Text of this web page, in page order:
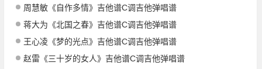
周慧敏《自作多情》吉他谱C调吉他弹唱谱
蒋大为《北国之春》吉他谱C调吉他弹唱谱
王心凌《梦的光点》吉他谱C调吉他弹唱谱
赵雷《三十岁的女人》吉他谱C调吉他弹唱谱